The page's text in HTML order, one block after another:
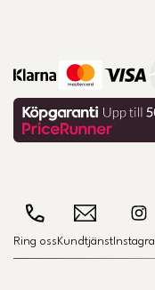
Ring oss Kundtjänst